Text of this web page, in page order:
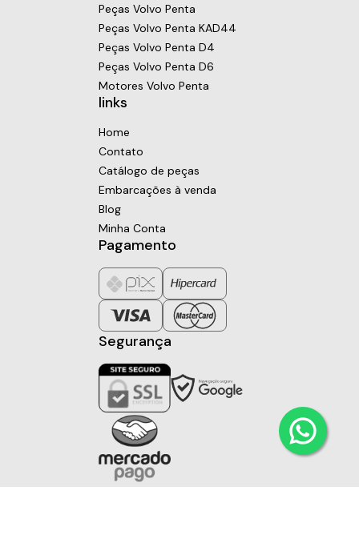
Peças Volvo Penta
Peças Volvo Penta KAD44
Peças Volvo Penta D4
Peças Volvo Penta D6
Motores Volvo Penta
links
Home
Contato
Catálogo de peças
Embarcações à venda
Blog
Minha Conta
Pagamento
Segurança